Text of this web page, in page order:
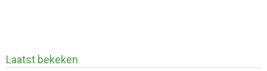
Laatst bekeken